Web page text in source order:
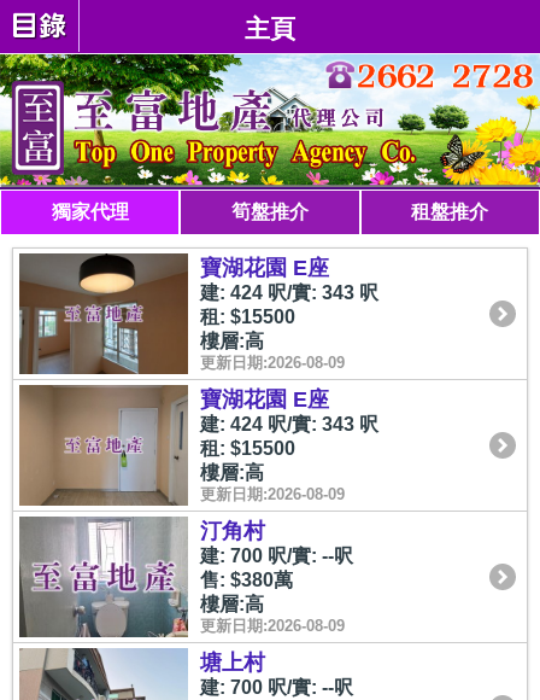
主頁
獨家代理 筍盤推介 租盤推介
寶湖花園 E座
建: 424 呎/實: 343 呎
租: $15500
樓層:高
更新日期:2026-08-09
寶湖花園 E座
建: 424 呎/實: 343 呎
租: $15500
樓層:高
更新日期:2026-08-09
汀角村
建: 700 呎/實: --呎
售: $380萬
樓層:高
更新日期:2026-08-09
塘上村
建: 700 呎/實: --呎